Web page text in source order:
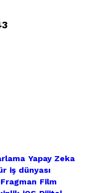
Yapay Zeka
iş dünyası
Fragman Film